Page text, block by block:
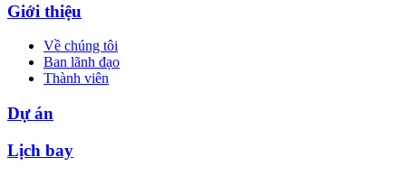
Giới thiệu
Về chúng tôi
Ban lãnh đạo
Thành viên
Dự án
Lịch bay